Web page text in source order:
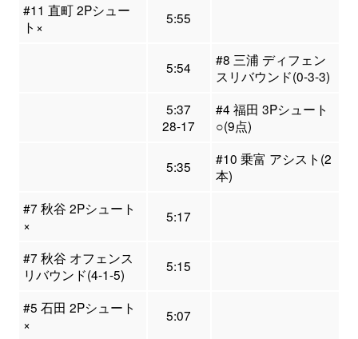
#11 直町 2Pシュー
ト×
5:55
5:54
#8 三浦 ディフェン
スリバウンド(0-3-3)
5:37
28-17
#4 福田 3Pシュート
○(9点)
5:35
#10 乗富 アシスト(2
本)
#7 秋谷 2Pシュート
×
5:17
#7 秋谷 オフェンス
リバウンド(4-1-5)
5:15
#5 石田 2Pシュート
×
5:07